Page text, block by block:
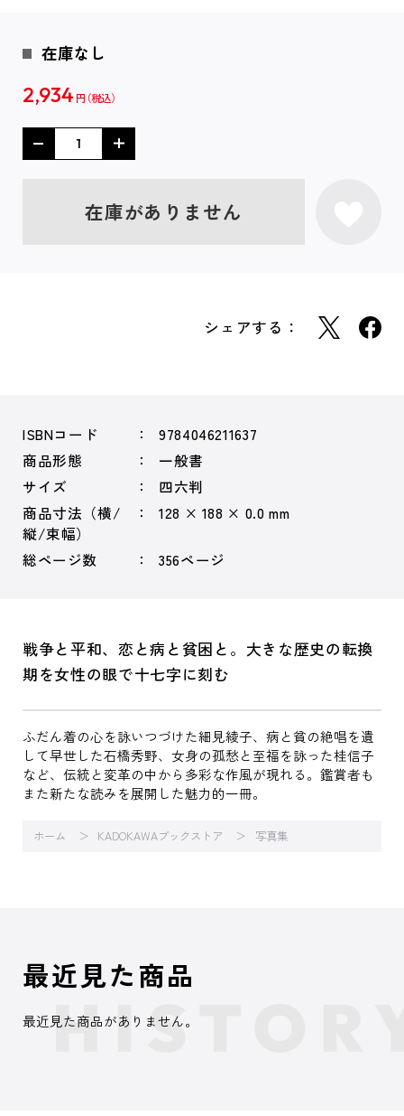
在庫なし
2,934 円
在庫がありません
シェアする：
ISBNコード
9784046211637
商品形態
一般書
サイズ
四六判
商品寸法（横/
縦/束幅）
128 × 188 × 0.0 mm
総ページ数 356ページ
戦争と平和、恋と病と貧困と。大きな歴史の転換
期を女性の眼で十七字に刻む
ふだん着の心を詠いつづけた細見綾子、病と貧の絶唱を遺
して早世した石橋秀野、女身の孤愁と至福を詠った桂信子
など、伝統と変革の中から多彩な作風が現れる。鑑賞者も
また新たな読みを展開した魅力的一冊。
ホーム KADOKAWAブックストア 写真集
最近見た商品
最近見た商品がありません。